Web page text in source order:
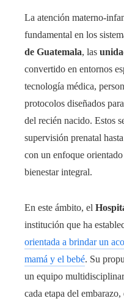
La atención materno-
fundamental en los
de Guatemala, las
convertido en entornos
tecnología médica,
protocolos diseñados
del recién nacido. Estos
supervisión prenatal
con un enfoque
bienestar integral.
En este ámbito, el
institución que ha
orientada a brindar un
mamá y el bebé. Su
un equipo
cada etapa del